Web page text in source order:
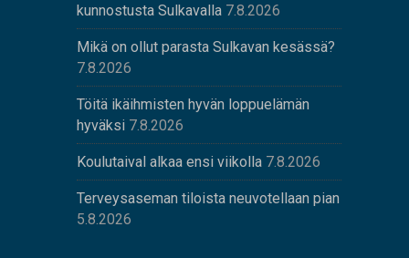
kunnostusta Sulkavalla 7.8.2026
Mikä on ollut parasta Sulkavan kesässä?
7.8.2026
Töitä ikäihmisten hyvän loppuelämän
hyväksi 7.8.2026
Koulutaival alkaa ensi viikolla 7.8.2026
Terveysaseman tiloista neuvotellaan pian
5.8.2026